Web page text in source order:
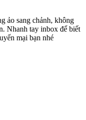
ảo sang chảnh, không
Nhanh tay inbox để biết
mại bạn nhé